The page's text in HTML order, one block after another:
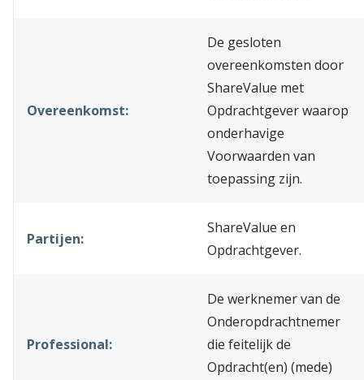
Overeenkomst:
De gesloten
overeenkomsten door
ShareValue met
Opdrachtgever waarop
onderhavige
Voorwaarden van
toepassing zijn.
Partijen:
ShareValue en
Opdrachtgever.
Professional:
De werknemer van de
Onderopdrachtnemer
die feitelijk de
Opdracht(en) (mede)